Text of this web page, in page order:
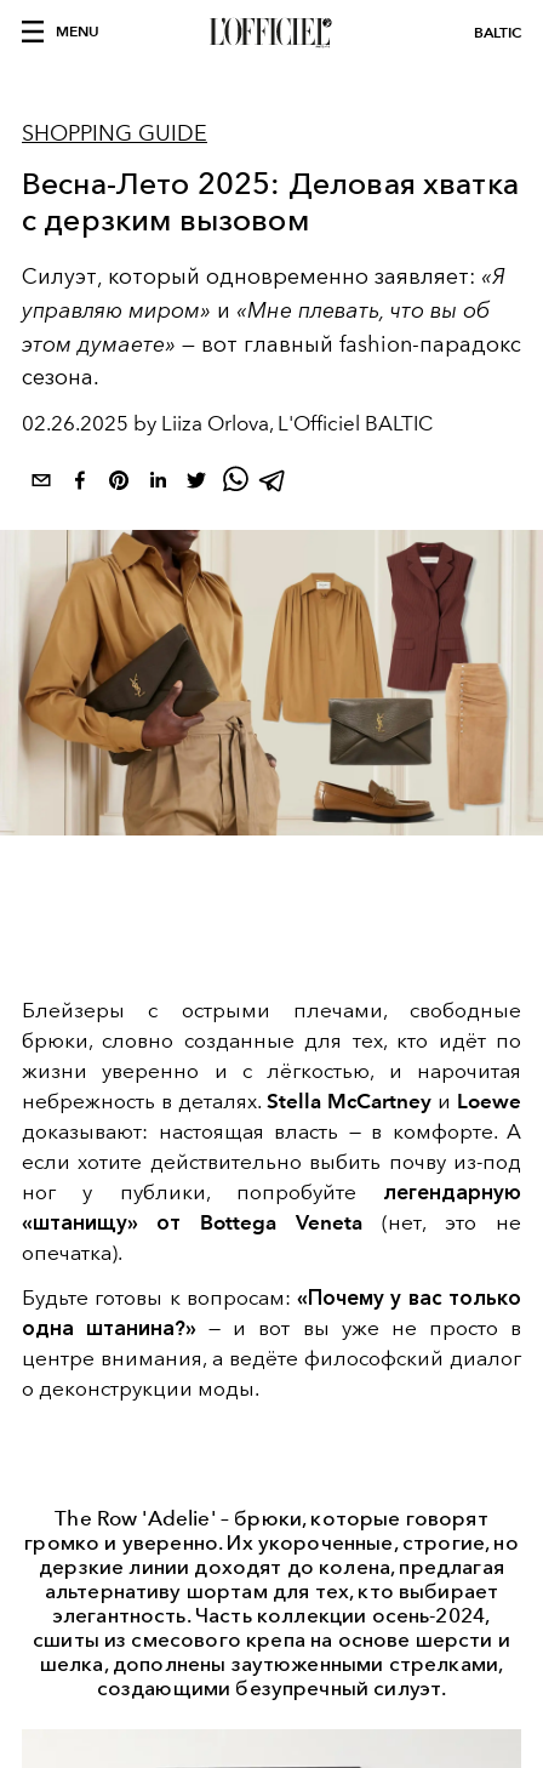
MENU BALTIC
SHOPPING GUIDE
Весна-Лето 2025: Деловая хватка
с дерзким вызовом
Силуэт, который одновременно заявляет: «Я
управляю миром» и «Мне плевать, что вы об
этом думаете» — вот главный fashion-парадокс
сезона.
02.26.2025 by Liiza Orlova, L'Officiel BALTIC
Блейзеры с острыми плечами, свободные
брюки, словно созданные для тех, кто идёт по
жизни уверенно и с лёгкостью, и нарочитая
небрежность в деталях. Stella McCartney и Loewe
доказывают: настоящая власть — в комфорте. А
если хотите действительно выбить почву из-под
ног у публики, попробуйте легендарную
«штанищу» от Bottega Veneta (нет, это не
опечатка).
Будьте готовы к вопросам:«Почему у вас только
одна штанина?» — и вот вы уже не просто в
центре внимания, а ведёте философский диалог
о деконструкции моды.
The Row 'Adelie' – брюки, которые говорят
громко и уверенно. Их укороченные, строгие, но
дерзкие линии доходят до колена, предлагая
альтернативу шортам для тех, кто выбирает
элегантность. Часть коллекции осень-2024,
сшиты из смесового крепа на основе шерсти и
шелка, дополнены заутюженными стрелками,
создающими безупречный силуэт.